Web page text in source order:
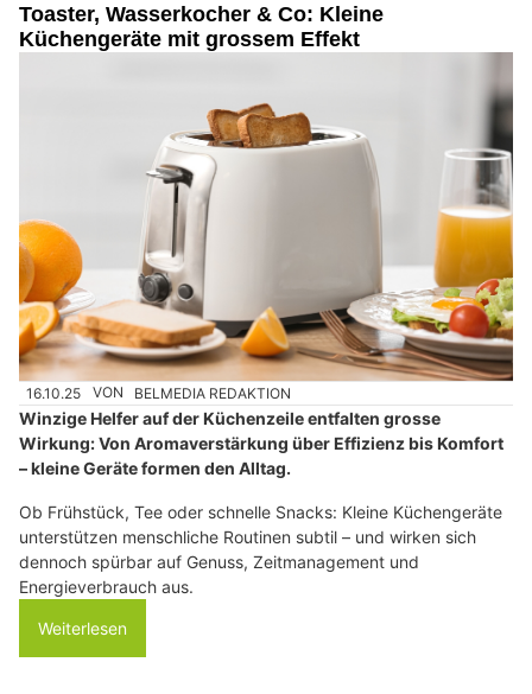
Toaster, Wasserkocher & Co: Kleine
Küchengeräte mit grossem Effekt
16.10.25 VON BELMEDIA REDAKTION
Winzige Helfer auf der Küchenzeile entfalten grosse
Wirkung: Von Aromaverstärkung über Effizienz bis Komfort
– kleine Geräte formen den Alltag.
Ob Frühstück, Tee oder schnelle Snacks: Kleine Küchengeräte
unterstützen menschliche Routinen subtil – und wirken sich
dennoch spürbar auf Genuss, Zeitmanagement und
Energieverbrauch aus.
Weiterlesen